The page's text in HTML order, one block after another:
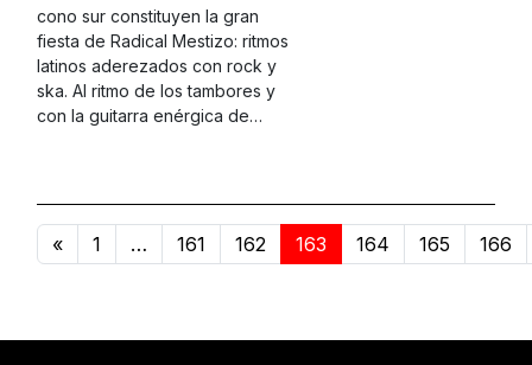
cono sur constituyen la gran
fiesta de Radical Mestizo: ritmos
latinos aderezados con rock y
ska. Al ritmo de los tambores y
con la guitarra enérgica de…
« 1 … 161 162 163 164 165 166